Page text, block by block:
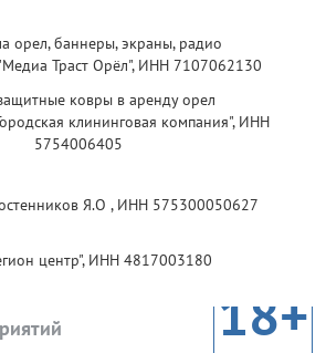
Траст Орёл", ИНН 7107062130
клининговая компания", ИНН
5754006405
Я.О , ИНН 575300050627
центр", ИНН 4817003180
18+